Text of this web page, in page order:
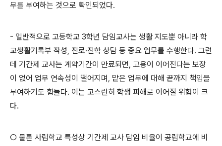
무를 부여하는 것으로 확인되었다.
- 일반적으로 고등학교 3학년 담임교사는 생활 지도뿐 아니라 학
교생활기록부 작성, 진로·진학 상담 등 중요 업무를 수행한다. 그런
데 기간제 교사는 계약기간이 만료되면, 고용이 이어진다는 보장
이 없어 업무 연속성이 떨어지며, 맡은 업무에 대해 끝까지 책임을
부여하기도 힘들다. 이는 고스란히 학생 피해로 이어질 위험이 크
다.
○ 물론 사립학교 특성상 기간제 교사 담임 비율이 공립학교에 비